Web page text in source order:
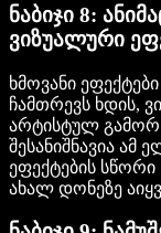
ნაბიჯი 8:
ვიზუალური
ხმოვანი
ჩამთრევს ხდის,
არტისტულ
შესანიშნავია ამ
ეფექტების სწორი
ახალ დონეზე